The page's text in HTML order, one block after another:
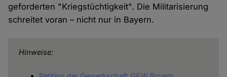
geforderten "Kriegstüchtigkeit". Die Militarisierung
schreitet voran – nicht nur in Bayern.
Hinweise: